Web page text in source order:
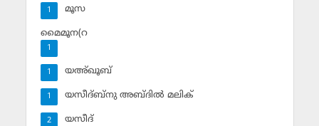
മൂസ
1
മൈമൂന(റ
1
യഅ്ഖൂബ്‌
1
യസീദ്ബ്‌നു അബ്ദില്‍ മലിക്‌
1
യസീദ്‌
2